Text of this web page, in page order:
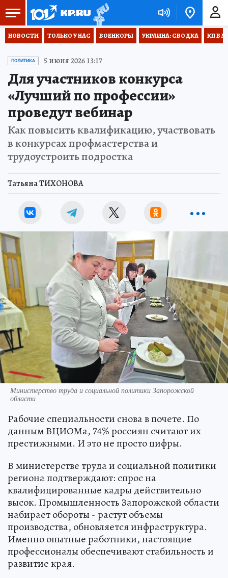
НОВОСТИ ТОЛЬКО У НАС ВОЕНКОРЫ УКРАИНА: СВОДКА КП В
ПОЛИТИКА 5 июня 2026 13:17
Для участников конкурса
«Лучший по профессии»
проведут вебинар
Как повысить квалификацию, участвовать
в конкурсах профмастерства и
трудоустроить подростка
Татьяна ТИХОНОВА
Министерство труда и социальной политики Запорожской
области
Рабочие специальности снова в почете. По
данным ВЦИОМа, 74% россиян считают их
престижными. И это не просто цифры.
В министерстве труда и социальной политики
региона подтверждают: спрос на
квалифицированные кадры действительно
высок. Промышленность Запорожской области
набирает обороты - растут объемы
производства, обновляется инфраструктура.
Именно опытные работники, настоящие
профессионалы обеспечивают стабильность и
развитие края.